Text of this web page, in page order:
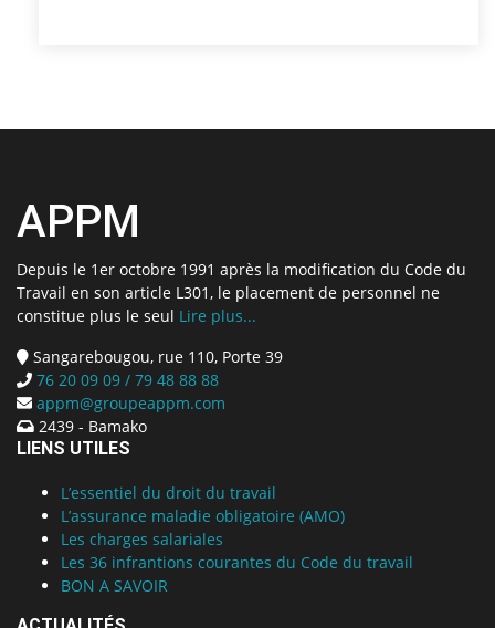
APPM
Depuis le 1er octobre 1991 après la modification du Code du
Travail en son article L301, le placement de personnel ne
constitue plus le seul Lire plus...
Sangarebougou, rue 110, Porte 39
76 20 09 09 / 79 48 88 88
appm@groupeappm.com
2439 - Bamako
LIENS UTILES
L’essentiel du droit du travail
L’assurance maladie obligatoire (AMO)
Les charges salariales
Les 36 infrantions courantes du Code du travail
BON A SAVOIR